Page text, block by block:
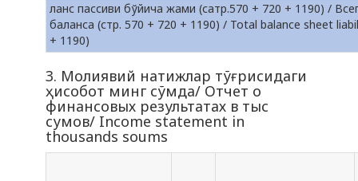
ланс пассиви бўйича жами (сатр.570 + 720 + 1190) /
баланса (стр. 570 + 720 + 1190) / Total balance sheet
+ 1190)
3. Молиявий натижлар тўғрисидаги
ҳисобот минг сўмда/ Отчет о
финансовых результатах в тыс
сумов/ Income statement in
thousands soums